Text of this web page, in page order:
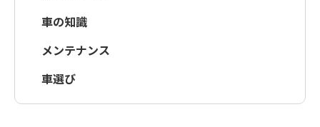
車の知識
メンテナンス
車選び